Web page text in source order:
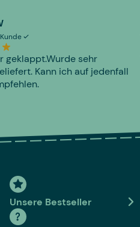
geklappt.Wurde sehr
Kann ich auf jedenfall
Unsere Bestseller